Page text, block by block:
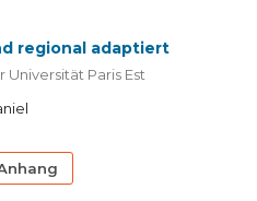
regional adaptiert
Paris Est